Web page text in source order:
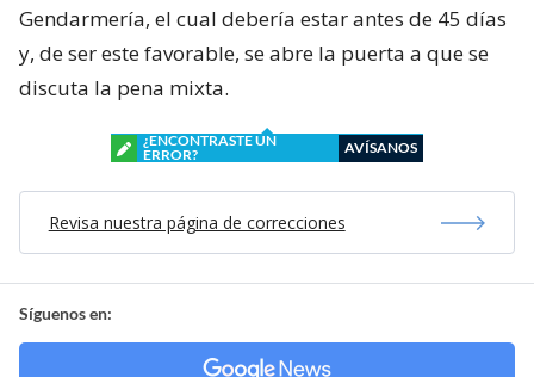
Gendarmería, el cual debería estar antes de 45 días
y, de ser este favorable, se abre la puerta a que se
discuta la pena mixta.
¿ENCONTRASTE UN
ERROR?
AVÍSANOS
Revisa nuestra página de correcciones
Síguenos en: